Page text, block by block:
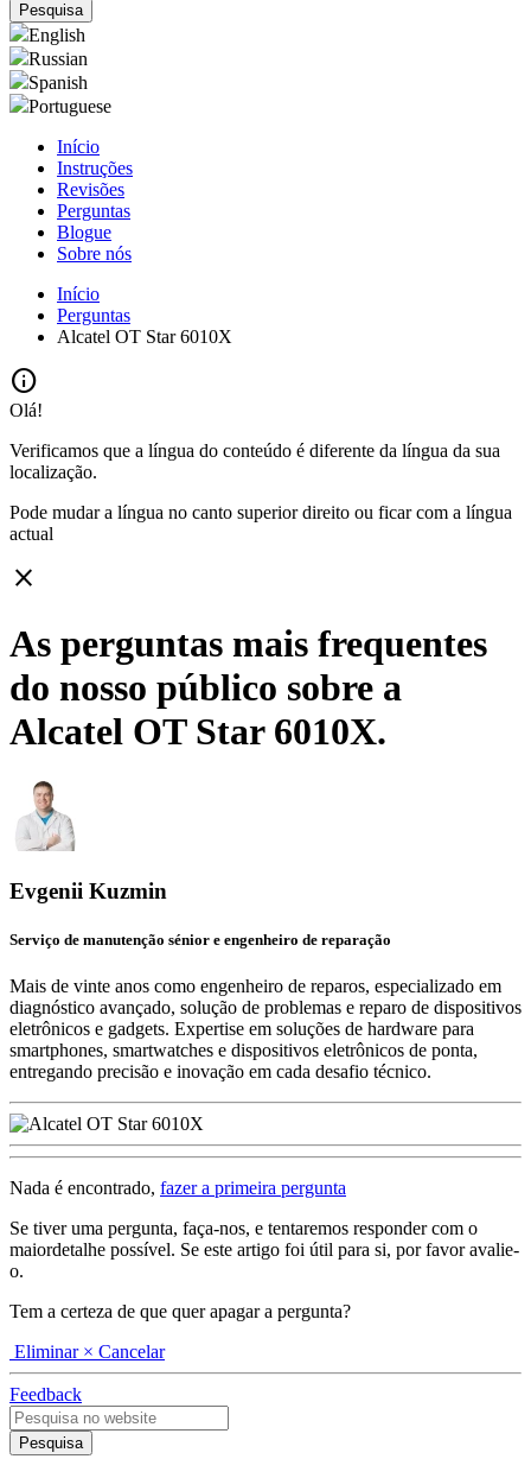
English
Russian
Spanish
Portuguese
Início
Instruções
Revisões
Perguntas
Blogue
Sobre nós
Início
Perguntas
Alcatel OT Star 6010X
info
Olá!
Verificamos que a língua do conteúdo é diferente da língua da sua
localização.
Pode mudar a língua no canto superior direito ou ficar com a língua
actual
close
As perguntas mais frequentes
do nosso público sobre a
Alcatel OT Star 6010X.
Evgenii Kuzmin
Serviço de manutenção sénior e engenheiro de reparação
Mais de vinte anos como engenheiro de reparos, especializado em
diagnóstico avançado, solução de problemas e reparo de dispositivos
eletrônicos e gadgets. Expertise em soluções de hardware para
smartphones, smartwatches e dispositivos eletrônicos de ponta,
entregando precisão e inovação em cada desafio técnico.
Nada é encontrado, fazer a primeira pergunta
Se tiver uma pergunta, faça-nos, e tentaremos responder com o
maiordetalhe possível. Se este artigo foi útil para si, por favor avalie-
o.
Tem a certeza de que quer apagar a pergunta?
Eliminar × Cancelar
Feedback